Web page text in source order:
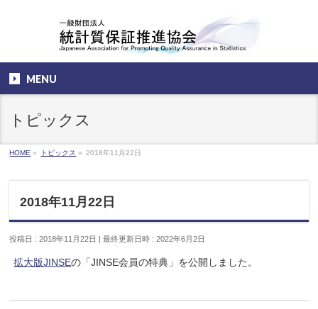
MENU
トピックス
HOME » トピックス » 2018年11月22日
2018年11月22日
投稿日 : 2018年11月22日 最終更新日時 : 2022年6月2日
拡大版JINSEの「JINSE会員の特典」を公開しました。